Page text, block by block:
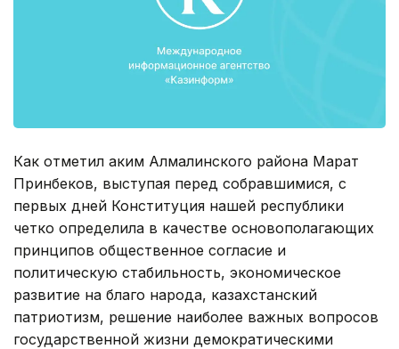
Как отметил аким Алмалинского района Марат
Принбеков, выступая перед собравшимися, с
первых дней Конституция нашей республики
четко определила в качестве основополагающих
принципов общественное согласие и
политическую стабильность, экономическое
развитие на благо народа, казахстанский
патриотизм, решение наиболее важных вопросов
государственной жизни демократическими